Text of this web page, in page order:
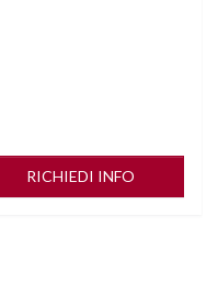
RICHIEDI INFO